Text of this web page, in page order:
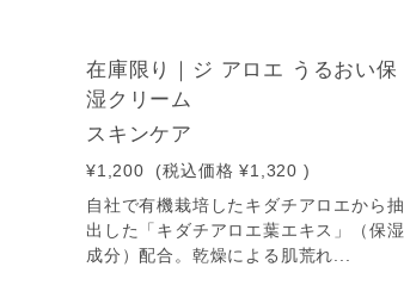
在庫限り｜ジ アロエ うるおい保
湿クリーム
スキンケア
¥1,200 (税込価格 ¥1,320 )
自社で有機栽培したキダチアロエから抽
出した「キダチアロエ葉エキス」（保湿
成分）配合。乾燥による肌荒れ...